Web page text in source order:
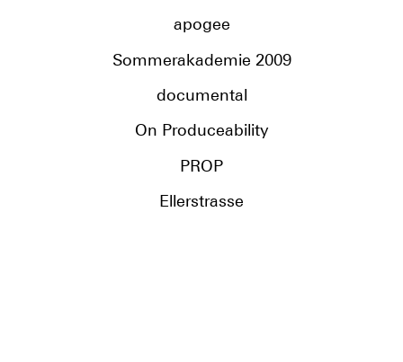
apogee
Sommerakademie 2009
documental
On Produceability
PROP
Ellerstrasse